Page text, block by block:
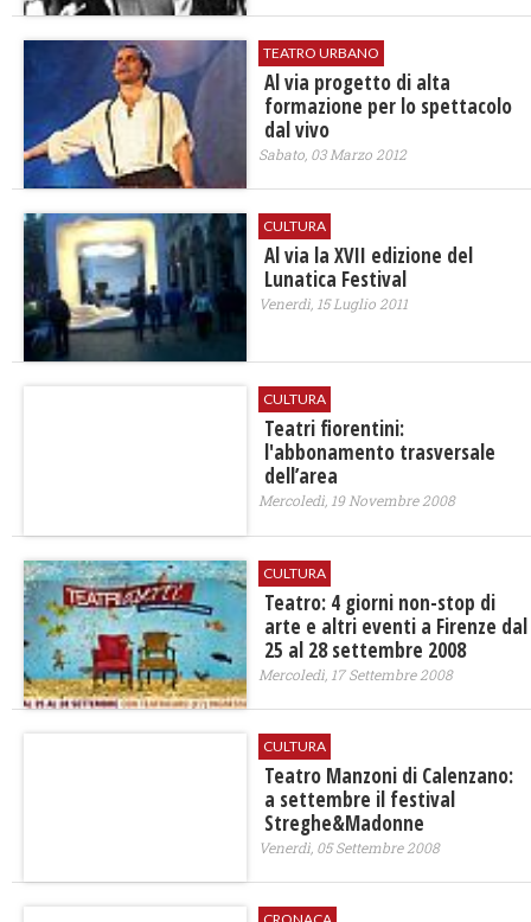
TEATRO URBANO
Al via progetto di alta
formazione per lo spettacolo
dal vivo
Sabato, 03 Marzo 2012
CULTURA
Al via la XVII edizione del
Lunatica Festival
Venerdì, 15 Luglio 2011
CULTURA
Teatri fiorentini:
l'abbonamento trasversale
dell’area
Mercoledì, 19 Novembre 2008
CULTURA
Teatro: 4 giorni non-stop di
arte e altri eventi a Firenze dal
25 al 28 settembre 2008
Mercoledì, 17 Settembre 2008
CULTURA
Teatro Manzoni di Calenzano:
a settembre il festival
Streghe&Madonne
Venerdì, 05 Settembre 2008